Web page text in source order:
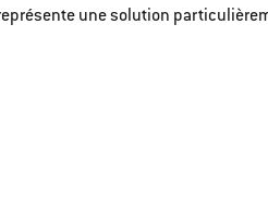
une solution